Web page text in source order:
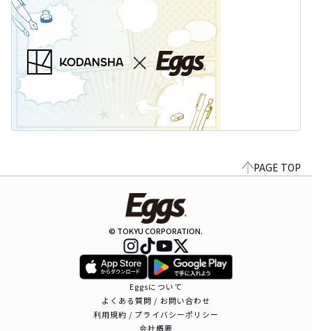
PAGE TOP
© TOKYU CORPORATION.
Eggsについて
よくある質問 / お問い合わせ
利用規約 / プライバシーポリシー
会社概要